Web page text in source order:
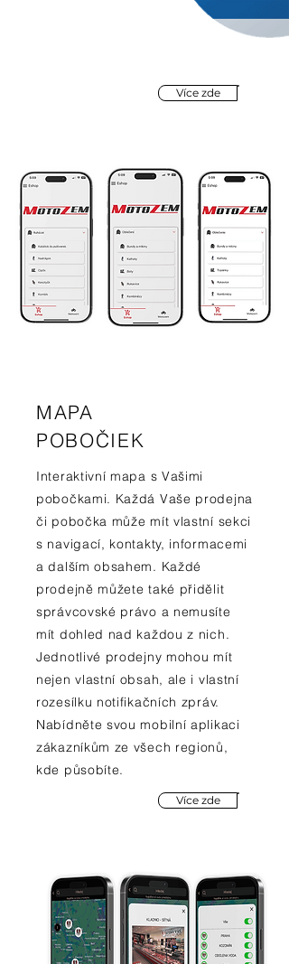
Více zde
MAPA
POBOČIEK
Interaktivní mapa s Vašimi
pobočkami. Každá Vaše prodejna
či pobočka může mít vlastní sekci
s navigací, kontakty, informacemi
a dalším obsahem. Každé
prodejně můžete také přidělit
správcovské právo a nemusíte
mít dohled nad každou z nich.
Jednotlivé prodejny mohou mít
nejen vlastní obsah, ale i vlastní
rozesílku notifikačních zpráv.
Nabídněte svou mobilní aplikaci
zákazníkům ze všech regionů,
kde působíte.
Více zde